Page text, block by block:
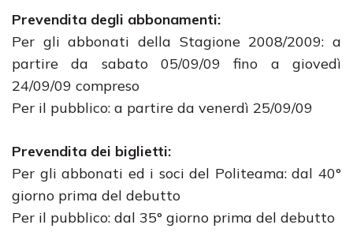
Prevendita degli abbonamenti:
Per gli abbonati della Stagione 2008/2009: a
partire da sabato 05/09/09 fino a giovedì
24/09/09 compreso
Per il pubblico: a partire da venerdì 25/09/09
Prevendita dei biglietti:
Per gli abbonati ed i soci del Politeama: dal 40°
giorno prima del debutto
Per il pubblico: dal 35° giorno prima del debutto